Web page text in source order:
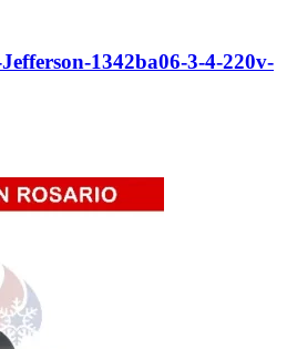
1342ba06-3-4-220v-